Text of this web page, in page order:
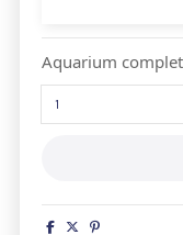
Aquarium complet